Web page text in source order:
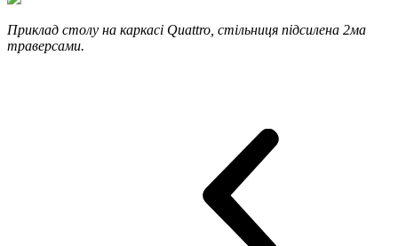
Приклад столу на каркасі Quattro, стільниця підсилена 2ма
траверсами.